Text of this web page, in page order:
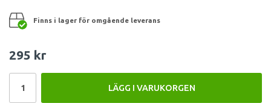
Finns i lager för omgående leverans
295 kr
LÄGG I VARUKORGEN